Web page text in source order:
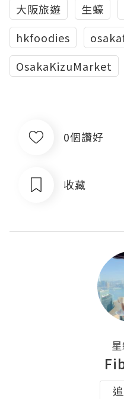
大阪旅遊
生蠔
hkfoodies
OsakaKizuMarket
0個讚好
收藏